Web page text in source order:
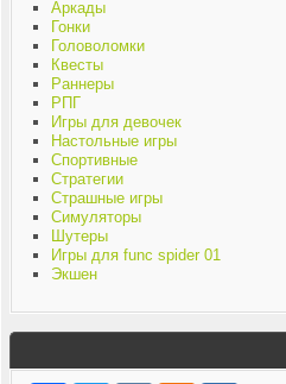
Аркады
Гонки
Головоломки
Квесты
Раннеры
РПГ
Игры для девочек
Настольные игры
Спортивные
Стратегии
Страшные игры
Симуляторы
Шутеры
Игры для func spider 01
Экшен